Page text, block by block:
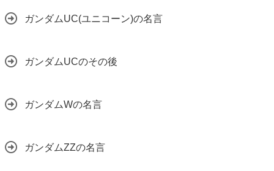
ガンダムUC(ユニコーン)の名言
ガンダムUCのその後
ガンダムWの名言
ガンダムZZの名言